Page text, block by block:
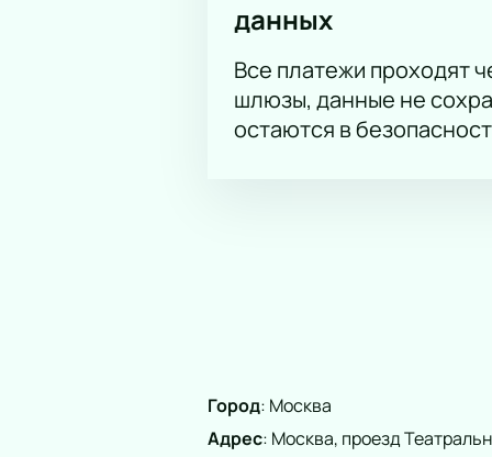
или стандартных секторах
Обратите внимание, возможна
данных
Все платежи проходят
шлюзы, данные не
остаются в
Город: Москва
Адрес: Москва, проезд